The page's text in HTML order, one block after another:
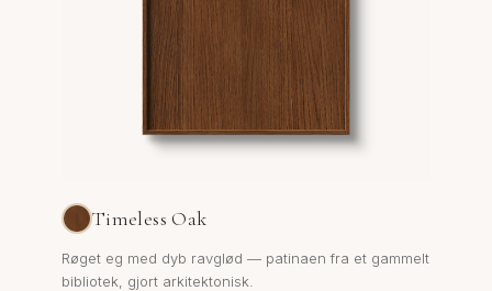
Timeless Oak
Røget eg med dyb ravglød — patinaen fra et gammelt
bibliotek, gjort arkitektonisk.